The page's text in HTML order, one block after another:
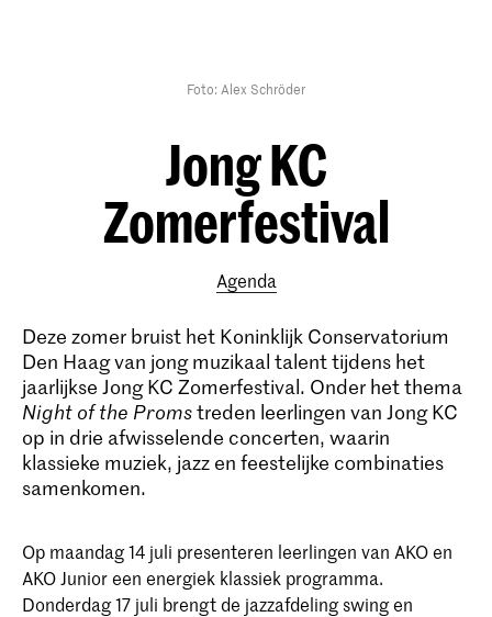
Foto: Alex Schröder
Jong KC
Zomerfestival
Agenda
Deze zomer bruist het Koninklijk Conservatorium
Den Haag van jong muzikaal talent tijdens het
jaarlijkse Jong KC Zomerfestival. Onder het thema
Night of the Promstreden leerlingen van Jong KC
op in drie afwisselende concerten, waarin
klassieke muziek, jazz en feestelijke combinaties
samenkomen.
Op maandag 14 juli presenteren leerlingen van AKO en
AKO Junior een energiek klassiek programma.
Donderdag 17 juli brengt de jazzafdeling swing en